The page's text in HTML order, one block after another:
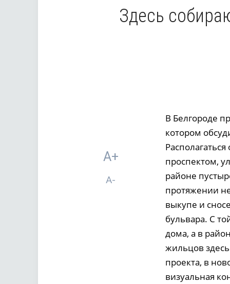
Здесь
A+
A-
В Белгороде
котором
проспектом,
районе
протяжении
выкупе и
бульвара. С
дома, а в
жильцов
проекта, в
визуальная